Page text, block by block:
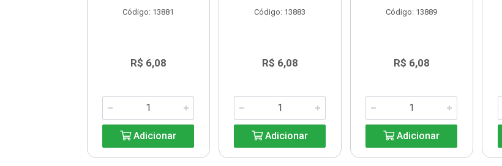
Código: 13881
R$ 6,08
Adicionar
Código: 13883
R$ 6,08
Adicionar
Código: 13889
R$ 6,08
Adicionar